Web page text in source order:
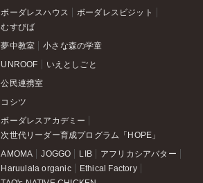
ボーダレスハウス
ボーダレスビジット
むすびば
夢中教室 小さな森の学童
UNROOF いえとしごと
公民連携室
コシツ
ボーダレスアカデミー
次世代リーダー育成プログラム「HOPE」
AMOMA JOGGO LIB
アフリカシアバター
Haruulala organic
Ethical Factory